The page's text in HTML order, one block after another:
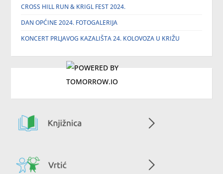
CROSS HILL RUN & KRIGL FEST 2024.
DAN OPĆINE 2024. FOTOGALERIJA
KONCERT PRLJAVOG KAZALIŠTA 24. KOLOVOZA U KRIŽU